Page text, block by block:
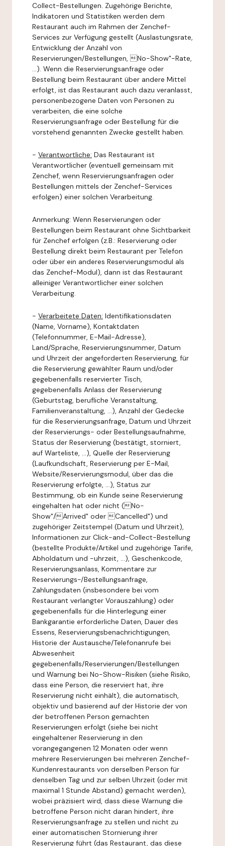
Collect-Bestellungen. Zugehörige Berichte,
Indikatoren und Statistiken werden dem
Restaurant auch im Rahmen der Zenchef-
Services zur Verfügung gestellt (Auslastungsrate,
Entwicklung der Anzahl von
Reservierungen/Bestellungen, No-Show"-Rate,
...). Wenn die Reservierungsanfrage oder
Bestellung beim Restaurant über andere Mittel
erfolgt, ist das Restaurant auch dazu veranlasst,
personenbezogene Daten von Personen zu
verarbeiten, die eine solche
Reservierungsanfrage oder Bestellung für die
vorstehend genannten Zwecke gestellt haben.
- Verantwortliche: Das Restaurant ist
Verantwortlicher (eventuell gemeinsam mit
Zenchef, wenn Reservierungsanfragen oder
Bestellungen mittels der Zenchef-Services
erfolgen) einer solchen Verarbeitung.
Anmerkung: Wenn Reservierungen oder
Bestellungen beim Restaurant ohne Sichtbarkeit
für Zenchef erfolgen (z.B.: Reservierung oder
Bestellung direkt beim Restaurant per Telefon
oder über ein anderes Reservierungsmodul als
das Zenchef-Modul), dann ist das Restaurant
alleiniger Verantwortlicher einer solchen
Verarbeitung.
- Verarbeitete Daten: Identifikationsdaten
(Name, Vorname), Kontaktdaten
(Telefonnummer, E-Mail-Adresse),
Land/Sprache, Reservierungsnummer, Datum
und Uhrzeit der angeforderten Reservierung, für
die Reservierung gewählter Raum und/oder
gegebenenfalls reservierter Tisch,
gegebenenfalls Anlass der Reservierung
(Geburtstag, berufliche Veranstaltung,
Familienveranstaltung, ...), Anzahl der Gedecke
für die Reservierungsanfrage, Datum und Uhrzeit
der Reservierungs- oder Bestellungsaufnahme,
Status der Reservierung (bestätigt, storniert,
auf Warteliste, ...), Quelle der Reservierung
(Laufkundschaft, Reservierung per E-Mail,
Website/Reservierungsmodul, über das die
Reservierung erfolgte, ...), Status zur
Bestimmung, ob ein Kunde seine Reservierung
eingehalten hat oder nicht (No-
Show"/Arrived" oder Cancelled") und
zugehöriger Zeitstempel (Datum und Uhrzeit),
Informationen zur Click-and-Collect-Bestellung
(bestellte Produkte/Artikel und zugehörige Tarife,
Abholdatum und -uhrzeit, ...), Geschenkcode,
Reservierungsanlass, Kommentare zur
Reservierungs-/Bestellungsanfrage,
Zahlungsdaten (insbesondere bei vom
Restaurant verlangter Vorauszahlung) oder
gegebenenfalls für die Hinterlegung einer
Bankgarantie erforderliche Daten, Dauer des
Essens, Reservierungsbenachrichtigungen,
Historie der Austausche/Telefonanrufe bei
Abwesenheit
gegebenenfalls/Reservierungen/Bestellungen
und Warnung bei No-Show-Risiken (siehe Risiko,
dass eine Person, die reserviert hat, ihre
Reservierung nicht einhält), die automatisch,
objektiv und basierend auf der Historie der von
der betroffenen Person gemachten
Reservierungen erfolgt (siehe bei nicht
eingehaltener Reservierung in den
vorangegangenen 12 Monaten oder wenn
mehrere Reservierungen bei mehreren Zenchef-
Kundenrestaurants von derselben Person für
denselben Tag und zur selben Uhrzeit (oder mit
maximal 1 Stunde Abstand) gemacht werden),
wobei präzisiert wird, dass diese Warnung die
betroffene Person nicht daran hindert, ihre
Reservierungsanfrage zu stellen und nicht zu
einer automatischen Stornierung ihrer
Reservierung führt (das Restaurant, das diese